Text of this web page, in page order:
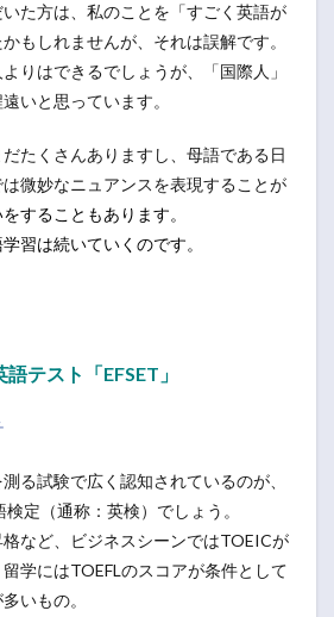
た方は、私のことを「すごく英語が
もしれませんが、それは誤解です。
りはできるでしょうが、「国際人」
いと思っています。
たくさんありますし、母語である日
微妙なニュアンスを表現することが
することもあります。
習は続いていくのです。
テスト「EFSET」
る試験で広く認知されているのが、
定（通称：英検）でしょう。
など、ビジネスシーンではTOEICが
学にはTOEFLのスコアが条件として
いもの。